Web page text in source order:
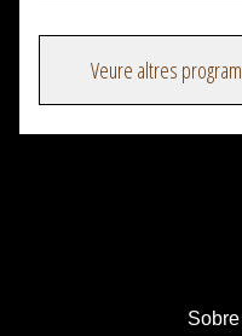
Veure altres